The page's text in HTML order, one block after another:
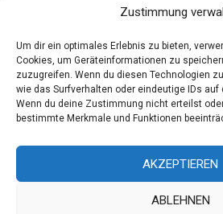
Zustimmung
Um dir ein optimales Erlebnis zu bieten,
Cookies, um Geräteinformationen zu
zuzugreifen. Wenn du diesen Technologien
wie das Surfverhalten oder eindeutige IDs auf
Wenn du deine Zustimmung nicht erteilst
bestimmte Merkmale und Funktionen
AKZEPTIEREN
ABLEHNEN
Eleonorenstraße 20 | 30449
Telefon: +49 511 89
Telefax: +49 511 89
info[at]aaroon.de